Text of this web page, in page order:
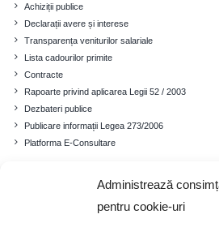
Administrează
pentru cookie-uri
Achiziții publice
Declarații avere și interese
Transparența veniturilor salariale
Lista cadourilor primite
Contracte
Rapoarte privind aplicarea Legii 52 / 2003
Dezbateri publice
Publicare informații Legea 273/2006
Platforma E-Consultare